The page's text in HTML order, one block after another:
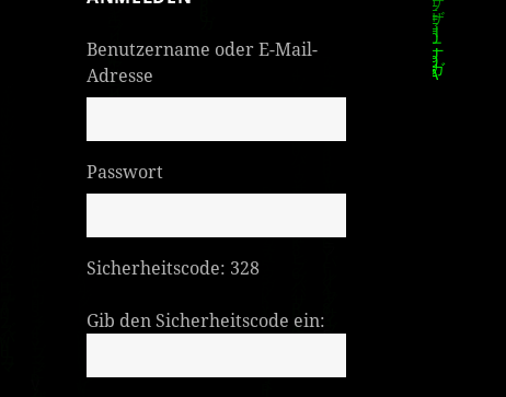
Benutzername oder E-Mail-
Adresse
Passwort
Sicherheitscode: 328
Gib den Sicherheitscode ein: